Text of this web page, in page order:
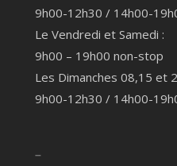
9h00-12h30 / 14h00-
Le Vendredi et Samedi :
9h00 – 19h00 non-stop
Les Dimanches 08,15 et
9h00-12h30 / 14h00-
–